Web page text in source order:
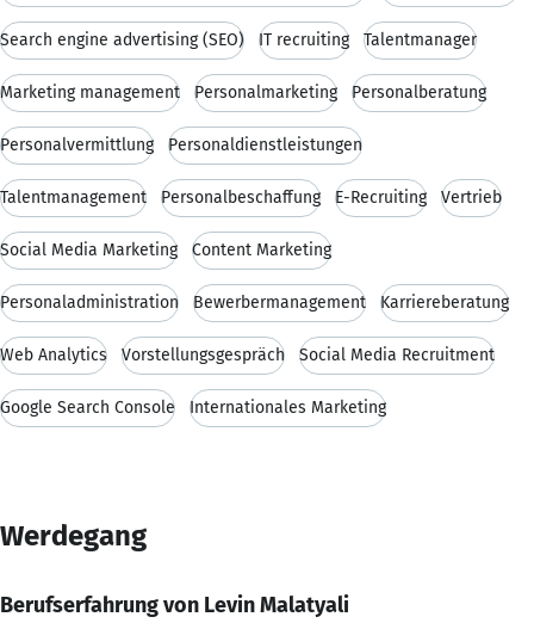
Search engine advertising (SEO) IT recruiting Talentmanager
Marketing management Personalmarketing Personalberatung
Personalvermittlung Personaldienstleistungen
Talentmanagement Personalbeschaffung E-Recruiting Vertrieb
Social Media Marketing Content Marketing
Personaladministration Bewerbermanagement Karriereberatung
Web Analytics Vorstellungsgespräch Social Media Recruitment
Google Search Console Internationales Marketing
Werdegang
Berufserfahrung von Levin Malatyali